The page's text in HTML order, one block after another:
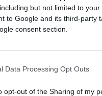
but not limited to
to Google and its third-party
consent section.
Data Processing Opt Outs
opt-out of the Sharing of my
kada Francuska
Frajslasing u
je neke stvari